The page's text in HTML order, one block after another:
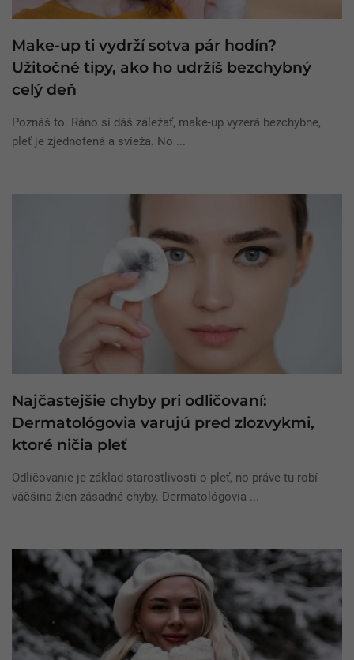
Make-up ti vydrží sotva pár hodín?
Užitočné tipy, ako ho udržíš bezchybný
celý deň
Poznáš to. Ráno si dáš záležať, make-up vyzerá bezchybne,
pleť je zjednotená a svieža. No ...
Najčastejšie chyby pri odličovaní:
Dermatológovia varujú pred zlozvykmi,
ktoré ničia pleť
Odličovanie je základ starostlivosti o pleť, no práve tu robí
väčšina žien zásadné chyby. Dermatológovia ...